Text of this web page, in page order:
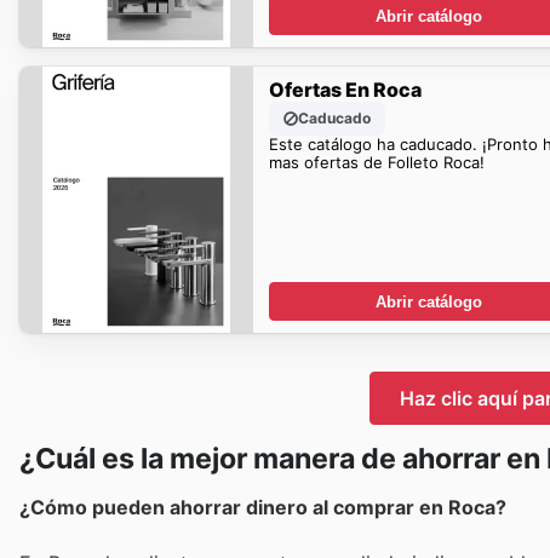
Abrir catálogo
Ofertas En Roca
Caducado
Este catálogo ha caducado. ¡Pronto
mas ofertas de Folleto Roca!
Abrir catálogo
Haz clic aquí
¿Cuál es la mejor manera de ahorrar en
¿Cómo pueden ahorrar dinero al comprar en Roca?